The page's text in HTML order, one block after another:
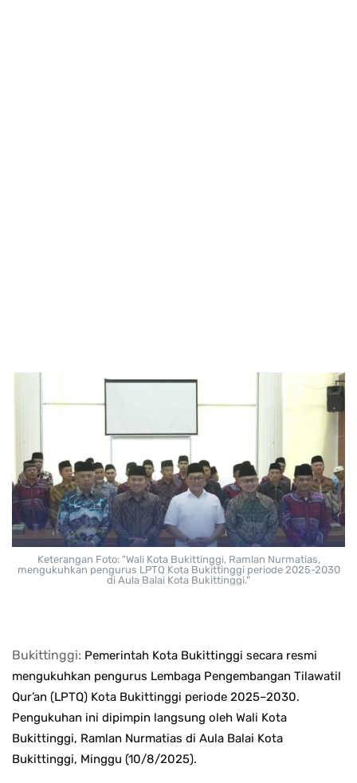
Keterangan Foto: "Wali Kota Bukittinggi, Ramlan Nurmatias,
mengukuhkan pengurus LPTQ Kota Bukittinggi periode 2025-2030
di Aula Balai Kota Bukittinggi."
Bukittinggi: Pemerintah Kota Bukittinggi secara resmi
mengukuhkan pengurus Lembaga Pengembangan Tilawatil
Qur’an (LPTQ) Kota Bukittinggi periode 2025–2030.
Pengukuhan ini dipimpin langsung oleh Wali Kota
Bukittinggi, Ramlan Nurmatias di Aula Balai Kota
Bukittinggi, Minggu (10/8/2025).